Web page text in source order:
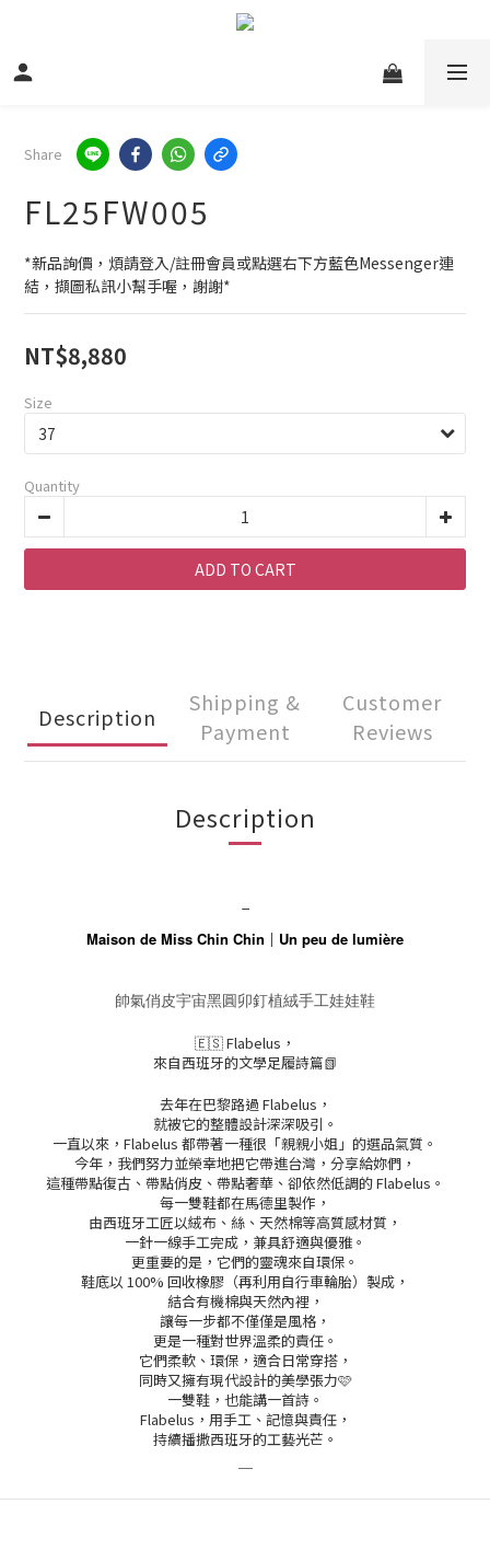
Share
FL25FW005
*新品詢價，煩請登入/註冊會員或點選右下方藍色Messenger連
結，擷圖私訊小幫手喔，謝謝*
NT$8,880
Size
Quantity
ADD TO CART
Description
Shipping &
Payment
Customer
Reviews
Description
Maison de Miss Chin Chin ｜ Un peu de lumière
帥氣俏皮宇宙黑圓卯釘植絨手工娃娃鞋
🇪🇸 Flabelus，
來自西班牙的文學足履詩篇📗
去年在巴黎路過 Flabelus，
就被它的整體設計深深吸引。
一直以來，Flabelus 都帶著一種很「親親小姐」的選品氣質。
今年，我們努力並榮幸地把它帶進台灣，分享給妳們，
這種帶點復古、帶點俏皮、帶點奢華、卻依然低調的 Flabelus。
每一雙鞋都在馬德里製作，
由西班牙工匠以絨布、絲、天然棉等高質感材質，
一針一線手工完成，兼具舒適與優雅。
更重要的是，它們的靈魂來自環保。
鞋底以 100% 回收橡膠（再利用自行車輪胎）製成，
結合有機棉與天然內裡，
讓每一步都不僅僅是風格，
更是一種對世界溫柔的責任。
它們柔軟、環保，適合日常穿搭，
同時又擁有現代設計的美學張力🩷
一雙鞋，也能講一首詩。
Flabelus，用手工、記憶與責任，
持續播撒西班牙的工藝光芒。